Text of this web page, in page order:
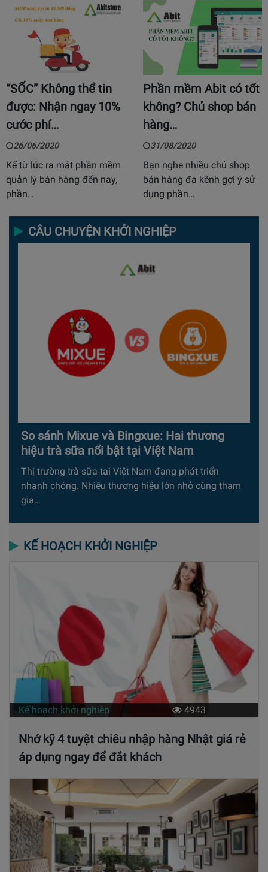
“SỐC” Không thể tin
được: Nhận ngay 10%
cước phí…
26/06/2020
Kể từ lúc ra mắt phần mềm
quản lý bán hàng đến nay,
phần…
Phần mềm Abit có tốt
không? Chủ shop bán
hàng…
31/08/2020
Bạn nghe nhiều chủ shop
bán hàng đa kênh gợi ý sử
dụng phần…
CÂU CHUYỆN KHỞI NGHIỆP
So sánh Mixue và Bingxue: Hai thương
hiệu trà sữa nổi bật tại Việt Nam
Thị trường trà sữa tại Việt Nam đang phát triển
nhanh chóng. Nhiều thương hiệu lớn nhỏ cùng tham
gia…
KẾ HOẠCH KHỞI NGHIỆP
Kế hoạch khởi nghiệp 4943
Nhớ kỹ 4 tuyệt chiêu nhập hàng Nhật giá rẻ
áp dụng ngay để đắt khách